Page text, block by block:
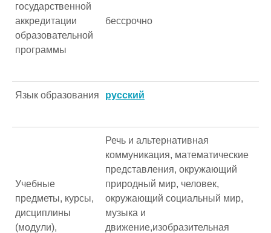
государственной
аккредитации
образовательной
программы
бессрочно
Язык образования русский
Учебные
предметы, курсы,
дисциплины
(модули),
Речь и альтернативная
коммуникация, математические
представления, окружающий
природный мир, человек,
окружающий социальный мир,
музыка и
движение,изобразительная